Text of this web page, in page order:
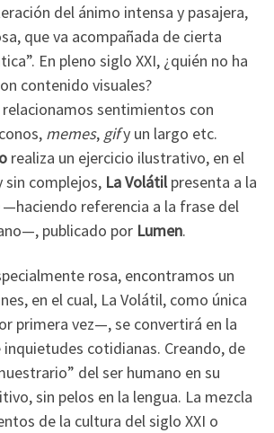
del ánimo intensa y pasajera,
que va acompañada de cierta
En pleno siglo XXI, ¿quién no ha
contenido visuales?
sentimientos con
memes, gify un largo etc.
realiza un ejercicio ilustrativo, en el
sin complejos, La Volátilpresenta a la
—haciendo referencia a la frase del
publicado por Lumen.
rosa, encontramos un
en el cual, La Volátil, como única
primera vez—, se convertirá en la
cotidianas. Creando, de
del ser humano en su
sin pelos en la lengua. La mezcla
de la cultura del siglo XXI o